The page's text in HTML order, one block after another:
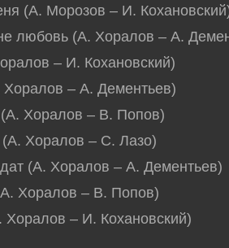
(А. Морозов – И.
любовь (А. Хоралов – А.
– И. Кохановский)
– А. Дементьев)
Хоралов – В. Попов)
Хоралов – С. Лазо)
(А. Хоралов – А. Дементьев)
Хоралов – В. Попов)
Хоралов – И. Кохановский)